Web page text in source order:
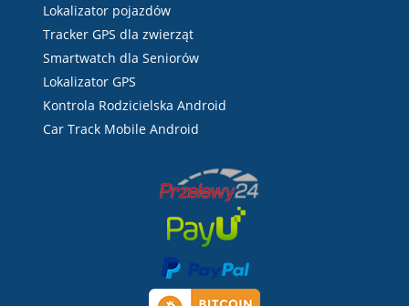
Lokalizator pojazdów
Tracker GPS dla zwierząt
Smartwatch dla Seniorów
Lokalizator GPS
Kontrola Rodzicielska Android
Car Track Mobile Android